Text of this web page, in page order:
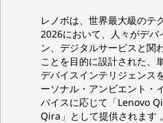
レノボは、世界最大級のテ
2026において、人々がデバ
ン、デジタルサービスと関
ことを目的に設計された、
デバイスインテリジェンス
ーソナル・アンビエント・
バイスに応じて「Lenovo
Qira」として提供されます 。